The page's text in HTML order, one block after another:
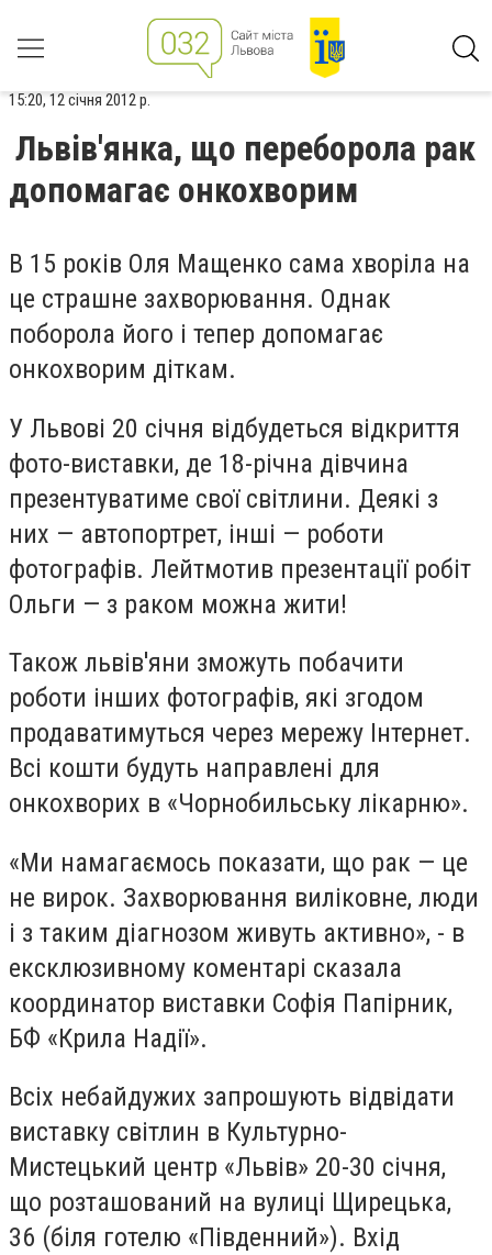
15:20, 12 січня 2012 р.
Львів'янка, що переборола рак
допомагає онкохворим
В 15 років Оля Мащенко сама хворіла на
це страшне захворювання. Однак
поборола його і тепер допомагає
онкохворим діткам.
У Львові 20 січня відбудеться відкриття
фото-виставки, де 18-річна дівчина
презентуватиме свої світлини. Деякі з
них — автопортрет, інші — роботи
фотографів. Лейтмотив презентації робіт
Ольги — з раком можна жити!
Також львів'яни зможуть побачити
роботи інших фотографів, які згодом
продаватимуться через мережу Інтернет.
Всі кошти будуть направлені для
онкохворих в «Чорнобильську лікарню».
«Ми намагаємось показати, що рак — це
не вирок. Захворювання виліковне, люди
і з таким діагнозом живуть активно», - в
ексклюзивному коментарі сказала
координатор виставки Софія Папірник,
БФ «Крила Надії».
Всіх небайдужих запрошують відвідати
виставку світлин в Культурно-
Мистецький центр «Львів» 20-30 січня,
що розташований на вулиці Щирецька,
36 (біля готелю «Південний»). Вхід